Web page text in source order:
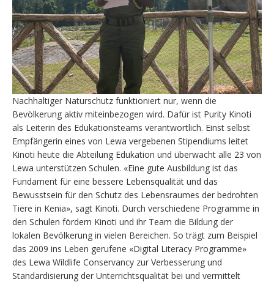
Nachhaltiger Naturschutz funktioniert nur, wenn die
Bevölkerung aktiv miteinbezogen wird. Dafür ist Purity Kinoti
als Leiterin des Edukationsteams verantwortlich. Einst selbst
Empfängerin eines von Lewa vergebenen Stipendiums leitet
Kinoti heute die Abteilung Edukation und überwacht alle 23 von
Lewa unterstützen Schulen. «Eine gute Ausbildung ist das
Fundament für eine bessere Lebensqualität und das
Bewusstsein für den Schutz des Lebensraumes der bedrohten
Tiere in Kenia», sagt Kinoti. Durch verschiedene Programme in
den Schulen fördern Kinoti und ihr Team die Bildung der
lokalen Bevölkerung in vielen Bereichen. So trägt zum Beispiel
das 2009 ins Leben gerufene «Digital Literacy Programme»
des Lewa Wildlife Conservancy zur Verbesserung und
Standardisierung der Unterrichtsqualität bei und vermittelt